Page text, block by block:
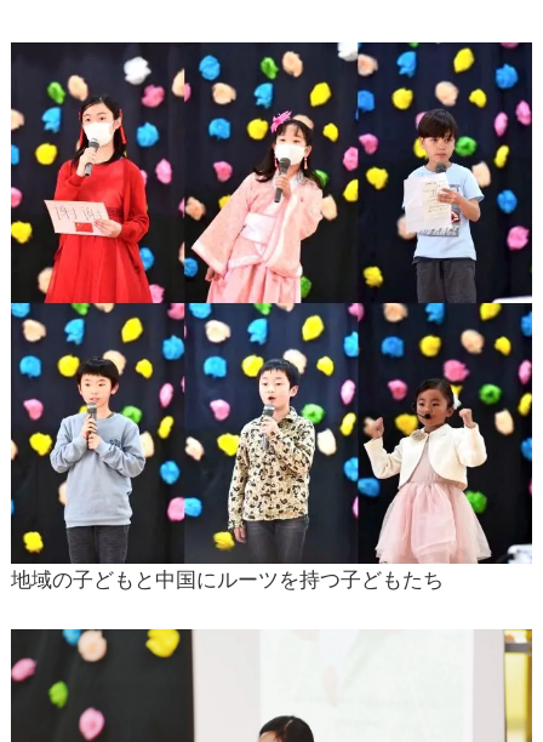
地域の子どもと中国にルーツを持つ子どもたち